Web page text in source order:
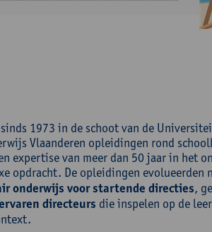
1973 in de schoot van de
Vlaanderen opleidingen rond
expertise van meer dan 50 jaar in het
opdracht. De opleidingen evolueerden
onderwijs voor startende directies,
directeurs die inspelen op de